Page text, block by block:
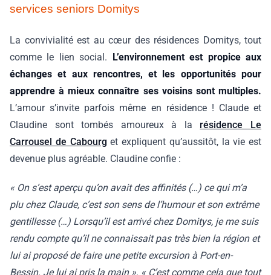
services seniors Domitys
La convivialité est au cœur des résidences Domitys, tout
comme le lien social. L’environnement est propice aux
échanges et aux rencontres, et les opportunités pour
apprendre à mieux connaître ses voisins sont multiples.
L’amour s’invite parfois même en résidence ! Claude et
Claudine sont tombés amoureux à la résidence Le
Carrousel de Cabourg et expliquent qu’aussitôt, la vie est
devenue plus agréable. Claudine confie :
« On s’est aperçu qu’on avait des affinités (…) ce qui m’a
plu chez Claude, c’est son sens de l’humour et son extrême
gentillesse (…) Lorsqu’il est arrivé chez Domitys, je me suis
rendu compte qu’il ne connaissait pas très bien la région et
lui ai proposé de faire une petite excursion à Port-en-
Bessin. Je lui ai pris la main ». « C’est comme cela que tout